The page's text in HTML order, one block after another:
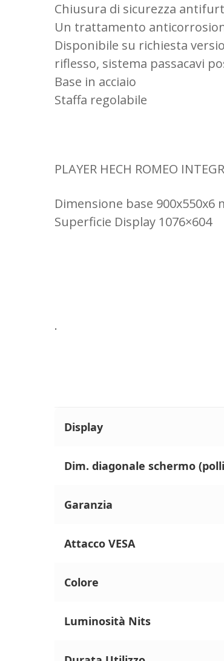
Chiusura di sicurezza
Un trattamento
Disponibile su richiesta
riflesso, sistema passacavi
Base in acciaio
Staffa regolabile
PLAYER HECH ROMEO
Dimensione base 900x550x6
Superficie Display 1076×604
.
Display
Dim. diagonale schermo
Garanzia
Attacco VESA
Colore
Luminosità Nits